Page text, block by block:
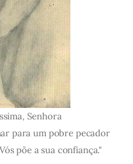
Senhora
para um pobre pecador
põe a sua confiança."